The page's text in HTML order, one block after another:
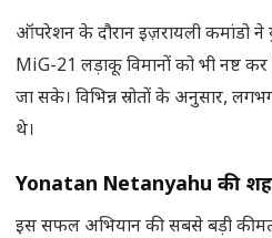
ऑपरेशन के दौरान इज़रायली कमांडो
MiG-21 लड़ाकू विमानों को भी नष्ट कर
जा सके। विभिन्न स्रोतों के अनुसार,
थे।
Yonatan Netanyahu की
इस सफल अभियान की सबसे बड़ी